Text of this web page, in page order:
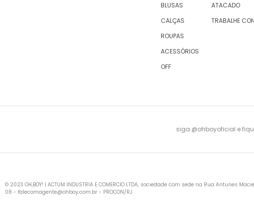
BLUSAS
CALÇAS
ROUPAS
ACESSÓRIOS
OFF
ATACADO
TRABALHE
siga @ohboyoficial e
© 2023 OH,BOY! | ACTUM INDUSTRIA E COMERCIO LTDA, sociedade com sede na Rua Antunes
08 - falecomagente@ohboy.com.br - PROCON/RJ